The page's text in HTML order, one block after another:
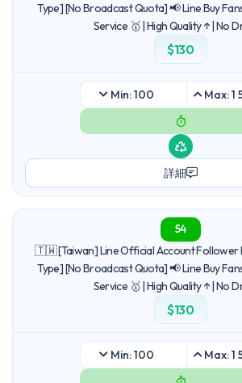
Type] [No Broadcast Quota] 📢 Line Buy
Service 🥇 | High Quality ↑ | No
$130
Min: 100 Max: 1
詳細
54
🇹🇼 [Taiwan] Line Official Account Follower
Type] [No Broadcast Quota] 📢 Line Buy
Service 🥇 | High Quality ↑ | No
$130
Min: 100 Max: 1